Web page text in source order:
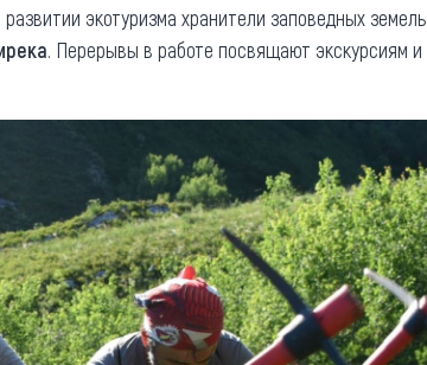
экотуризма хранители заповедных земель
. Перерывы в работе посвящают экскурсиям и